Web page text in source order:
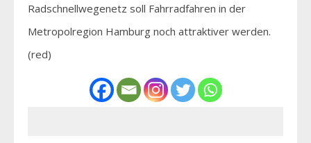
Radschnellwegenetz soll Fahrradfahren in der
Metropolregion Hamburg noch attraktiver werden.
(red)